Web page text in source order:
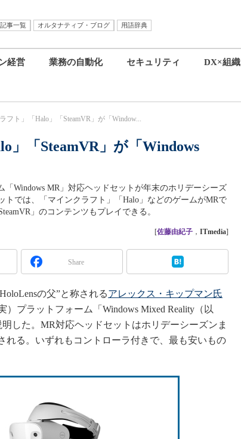
記事一覧 オルタナティブ・ブログ
用語辞典
経営 業務の自動化 セキュリティ DX×組織
フト」「Halo」「SteamVR」が「Window...
」「SteamVR」が「Windows
Windows MR」対応ヘッドセットが年末のホリデーシーズ
トでは、「マインクラフト」「Halo」などのゲームがMRで
」のコンテンツもプレイできる。
[佐藤由紀子 ， ITmedia]
Share
の父”と称されるアレックス・キップマン氏
プラットフォーム「Windows Mixed Reality（以
した。MR対応ヘッドセットはホリデーシーズンま
れる。いずれもコントローラ付きで、最も安いもの